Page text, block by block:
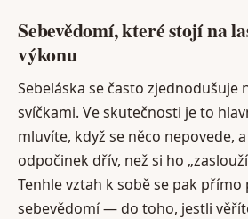
Sebevědomí, které stojí na
výkonu
Sebeláska se často zjednodušuje
svíčkami. Ve skutečnosti je to
mluvíte, když se něco nepovede,
odpočinek dřív, než si ho
Tenhle vztah k sobě se pak
sebevědomí — do toho, jestli